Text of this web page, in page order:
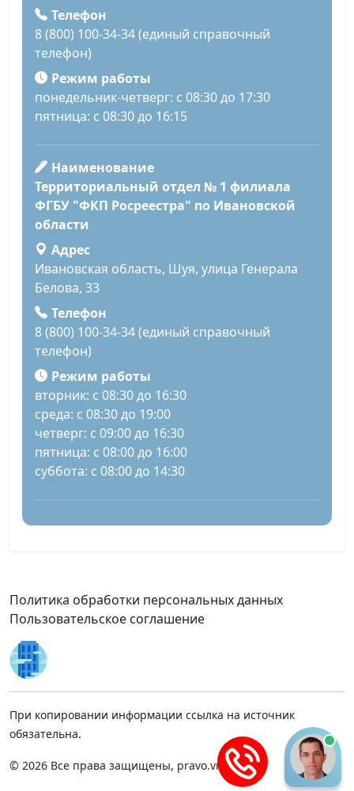
Телефон
8 (800) 100-34-34 (единый справочный
телефон)
Режим работы
понедельник-четверг: с 08:30 до 17:30
пятница: с 08:30 до 16:15
Наименование
Территориальный отдел № 1 филиала
ФГБУ "ФКП Росреестра" по Ивановской
области
Адрес
Ивановская область, Шуя, улица Генерала
Белова, 33
Телефон
8 (800) 100-34-34 (единый справочный
телефон)
Режим работы
вторник: с 08:30 до 16:30
среда: с 08:30 до 19:00
четверг: с 09:00 до 16:30
пятница: с 08:00 до 16:00
суббота: с 08:00 до 14:30
Политика обработки персональных данных
Пользовательское соглашение
При копировании информации ссылка на источник
обязательна.
© 2026 Все права защищены, pravo.vnmsk.ru.